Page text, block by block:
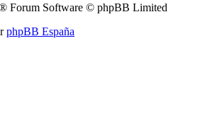
Forum Software © phpBB Limited
phpBB España